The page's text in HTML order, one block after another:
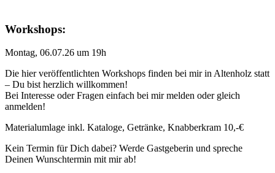
Workshops:
Montag, 06.07.26 um 19h
Die hier veröffentlichten Workshops finden bei mir in Altenholz statt
– Du bist herzlich willkommen!
Bei Interesse oder Fragen einfach bei mir melden oder gleich
anmelden!
Materialumlage inkl. Kataloge, Getränke, Knabberkram 10,-€
Kein Termin für Dich dabei? Werde Gastgeberin und spreche
Deinen Wunschtermin mit mir ab!